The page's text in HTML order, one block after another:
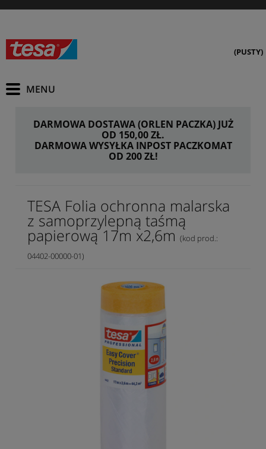
(PUSTY)
DARMOWA DOSTAWA (ORLEN PACZKA) JUŻ
OD 150,00 ZŁ.
DARMOWA WYSYŁKA INPOST PACZKOMAT
OD 200 ZŁ!
TESA Folia ochronna malarska
z samoprzylepną taśmą
papierową 17m x2,6m (kod prod.:
04402-00000-01)